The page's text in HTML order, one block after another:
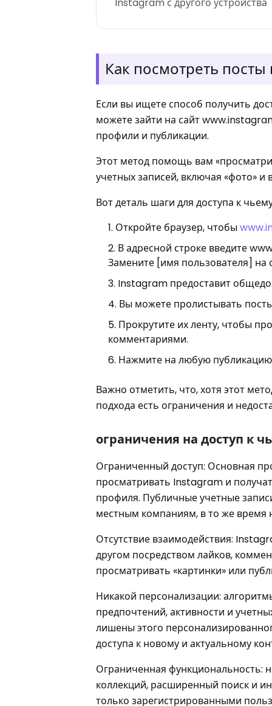
Как посмотреть
Если вы ищете способ получить
можете зайти на сайт
профили и публикации.
Этот метод помощь вам
учетных записей, включая «фото»
Вот деталь шаги для доступа к
Откройте браузер, чтобы
В адресной строке введите
Замените [имя пользователя] на
Instagram предоставит
Вы можете пролистывать
Прокрутите их ленту, чтобы
комментариями.
Нажмите на любую
Важно отметить, что, хотя этот
подхода есть ограничения и
ограничения на доступ к
Ограниченный доступ: Основная
просматривать Instagram и
профиля. Публичные учетные
местным компаниям, в то же время
Отсутствие взаимодействия:
другом посредством лайков,
просматривать «картинки» или
Никакой персонализации:
предпочтений, активности и
лишены этого
доступа к новому и актуальному
Ограниченная функциональность:
коллекций, расширенный поиск и
только зарегистрированными